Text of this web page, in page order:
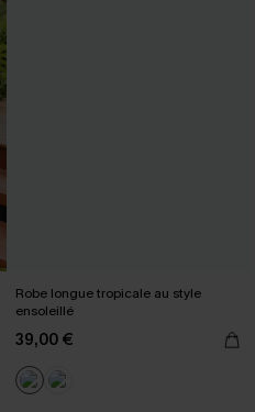
Robe longue tropicale au style
ensoleillé
39,00 €